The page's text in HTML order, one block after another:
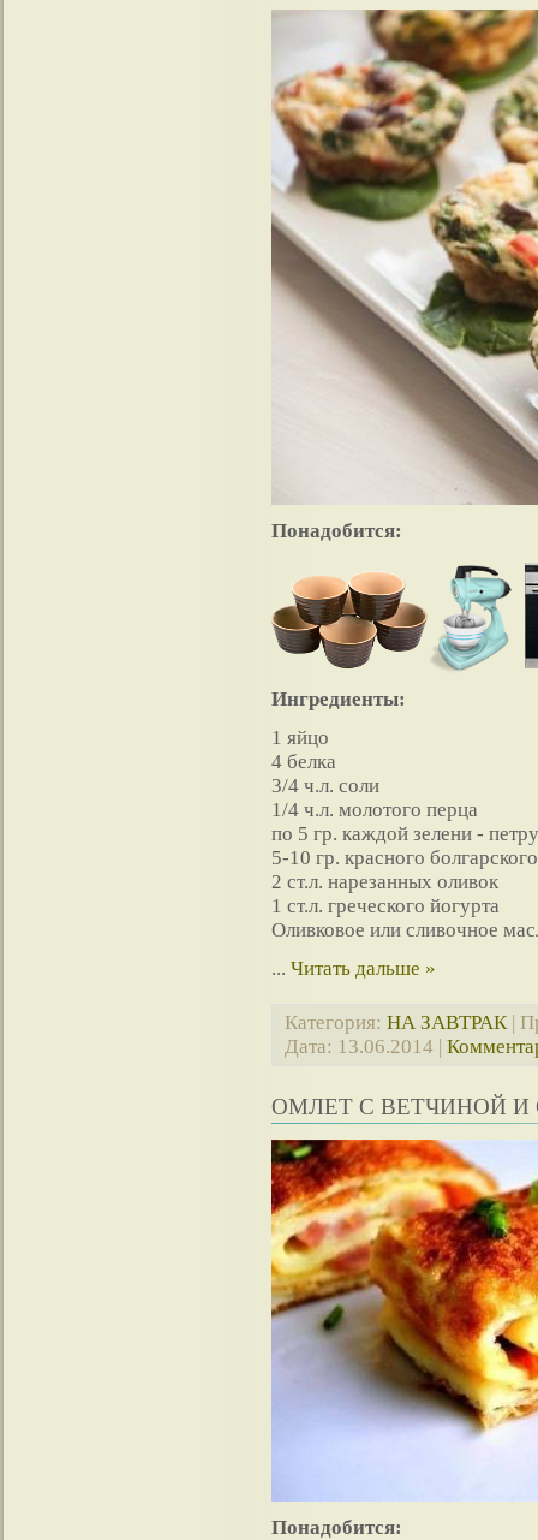
Понадобится:
Ингредиенты:
1 яйцо
4 белка
3/4 ч.л. соли
1/4 ч.л. молотого перца
по 5 гр. каждой зелени -
5-10 гр. красного
2 ст.л. нарезанных оливок
1 ст.л. греческого йогурта
Оливковое или сливочное
... Читать дальше »
Категория: НА ЗАВТРАК|
Дата: 13.06.2014 |
ОМЛЕТ С ВЕТЧИНОЙ
Понадобится: